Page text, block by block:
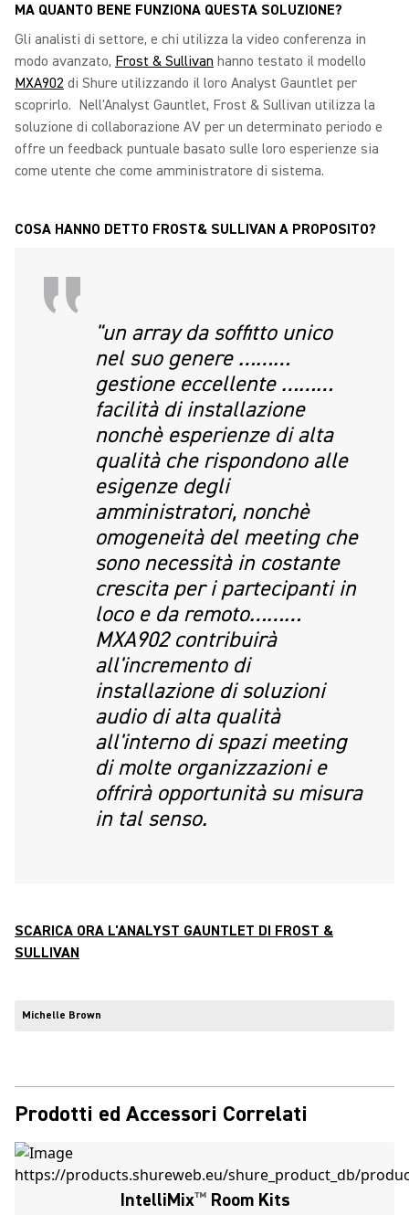
MA QUANTO BENE FUNZIONA QUESTA SOLUZIONE?
Gli analisti di settore, e chi utilizza la video conferenza in
modo avanzato, Frost & Sullivan hanno testato il modello
MXA902 di Shure utilizzando il loro Analyst Gauntlet per
scoprirlo. Nell'Analyst Gauntlet, Frost & Sullivan utilizza la
soluzione di collaborazione AV per un determinato periodo e
offre un feedback puntuale basato sulle loro esperienze sia
come utente che come amministratore di sistema.
COSA HANNO DETTO FROST& SULLIVAN A PROPOSITO?
"un array da soffitto unico
nel suo genere ………
gestione eccellente ………
facilità di installazione
nonchè esperienze di alta
qualità che rispondono alle
esigenze degli
amministratori, nonchè
omogeneità del meeting che
sono necessità in costante
crescita per i partecipanti in
loco e da remoto………
MXA902 contribuirà
all'incremento di
installazione di soluzioni
audio di alta qualità
all'interno di spazi meeting
di molte organizzazioni e
offrirà opportunità su misura
in tal senso.
SCARICA ORA L'ANALYST GAUNTLET DI FROST &
SULLIVAN
Michelle Brown
Prodotti ed Accessori Correlati
IntelliMix™Room Kits